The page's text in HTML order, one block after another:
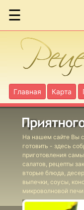
☰
Главная Карта
На нашем сайте Вы
готовить - здесь
приготовления
салатов, рецепты
вторые блюда,
выпечки, соусы,
микроволновой
Ассорти
запеченное из
цветной
Бекон жареный
с яблоками по-
шведски
Блюдо с сыром
печеное
шведское